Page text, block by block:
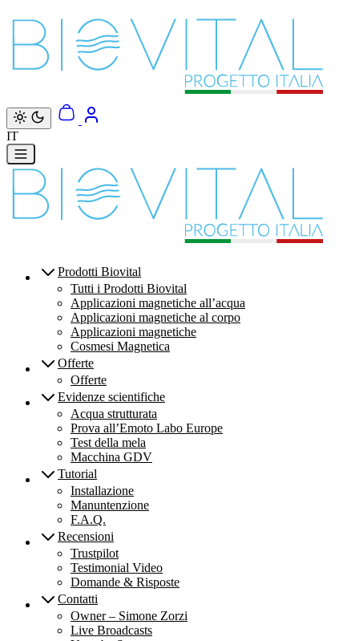
Vai direttamente ai contenuti
IT
Prodotti Biovital
Tutti i Prodotti Biovital
Applicazioni magnetiche all’acqua
Applicazioni magnetiche al corpo
Applicazioni magnetiche
Cosmesi Magnetica
Offerte
Offerte
Evidenze scientifiche
Acqua strutturata
Prova all’Emoto Labo Europe
Test della mela
Macchina GDV
Tutorial
Installazione
Manuntenzione
F.A.Q.
Recensioni
Trustpilot
Testimonial Video
Domande & Risposte
Contatti
Owner – Simone Zorzi
Live Broadcasts